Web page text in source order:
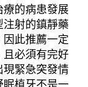
的病患發展
射的鎮靜藥
此推薦一定
必須有完好
緊急突發情
植牙不是一